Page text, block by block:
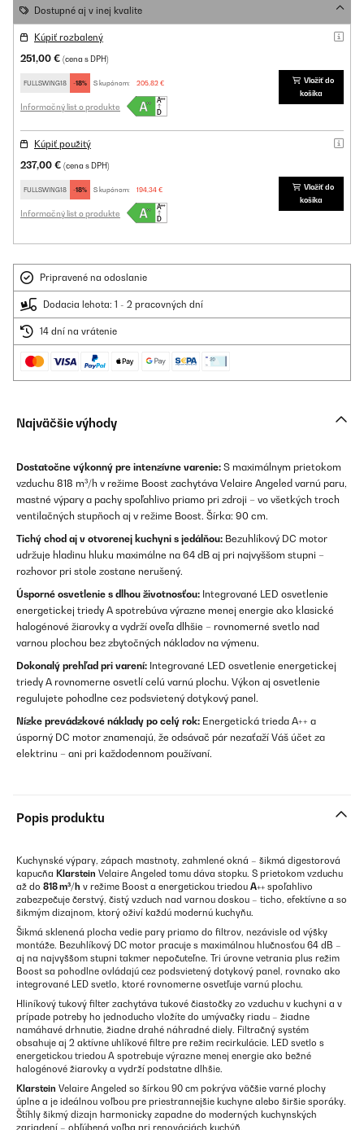
Dostupné aj v inej kvalite
Kúpiť rozbalený
251,00 € (cena s DPH)
FULLSWING18 -18% S kupónom: 205,82 €
Informačný list o produkte
Vložiť do
košíka
Kúpiť použitý
237,00 € (cena s DPH)
FULLSWING18 -18% S kupónom: 194,34 €
Informačný list o produkte
Vložiť do
košíka
Pripravené na odoslanie
Dodacia lehota: 1 - 2 pracovných dní
14 dní na vrátenie
Najväčšie výhody
Dostatočne výkonný pre intenzívne varenie: S maximálnym prietokom
vzduchu 818 m³/h v režime Boost zachytáva Velaire Angeled varnú paru,
mastné výpary a pachy spoľahlivo priamo pri zdroji – vo všetkých troch
ventilačných stupňoch aj v režime Boost. Šírka: 90 cm.
Tichý chod aj v otvorenej kuchyni s jedálňou: Bezuhlíkový DC motor
udržuje hladinu hluku maximálne na 64 dB aj pri najvyššom stupni –
rozhovor pri stole zostane nerušený.
Úsporné osvetlenie s dlhou životnosťou: Integrované LED osvetlenie
energetickej triedy A spotrebúva výrazne menej energie ako klasické
halogénové žiarovky a vydrží oveľa dlhšie – rovnomerné svetlo nad
varnou plochou bez zbytočných nákladov na výmenu.
Dokonalý prehľad pri varení: Integrované LED osvetlenie energetickej
triedy A rovnomerne osvetlí celú varnú plochu. Výkon aj osvetlenie
regulujete pohodlne cez podsvietený dotykový panel.
Nízke prevádzkové náklady po celý rok: Energetická trieda A++ a
úsporný DC motor znamenajú, že odsávač pár nezaťaží Váš účet za
elektrinu – ani pri každodennom používaní.
Popis produktu
Kuchynské výpary, zápach mastnoty, zahmlené okná – šikmá digestorová
kapucňa Klarstein Velaire Angeled tomu dáva stopku. S prietokom vzduchu
až do 818 m³/h v režime Boost a energetickou triedou A++ spoľahlivo
zabezpečuje čerstvý, čistý vzduch nad varnou doskou – ticho, efektívne a so
šikmým dizajnom, ktorý oživí každú modernú kuchyňu.
Šikmá sklenená plocha vedie pary priamo do filtrov, nezávisle od výšky
montáže. Bezuhlíkový DC motor pracuje s maximálnou hlučnosťou 64 dB –
aj na najvyššom stupni takmer nepočuteľne. Tri úrovne vetrania plus režim
Boost sa pohodlne ovládajú cez podsvietený dotykový panel, rovnako ako
integrované LED svetlo, ktoré rovnomerne osvetľuje varnú plochu.
Hliníkový tukový filter zachytáva tukové čiastočky zo vzduchu v kuchyni a v
prípade potreby ho jednoducho vložíte do umývačky riadu – žiadne
namáhavé drhnutie, žiadne drahé náhradné diely. Filtračný systém
obsahuje aj 2 aktívne uhlíkové filtre pre režim recirkulácie. LED svetlo s
energetickou triedou A spotrebuje výrazne menej energie ako bežné
halogénové žiarovky a vydrží podstatne dlhšie.
Klarstein Velaire Angeled so šírkou 90 cm pokrýva väčšie varné plochy
úplne a je ideálnou voľbou pre priestrannejšie kuchyne alebo širšie sporáky.
Štíhly šikmý dizajn harmonicky zapadne do moderných kuchynských
zariadení – obľúbená voľba pri renováciách kuchýň.